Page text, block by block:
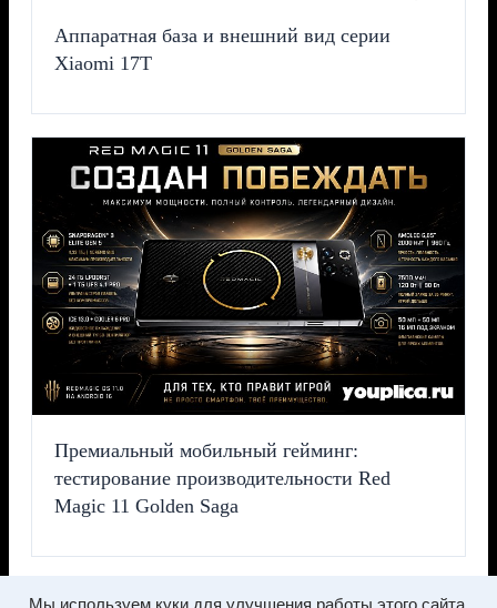
Аппаратная база и внешний вид серии
Xiaomi 17T
Премиальный мобильный гейминг:
тестирование производительности Red
Magic 11 Golden Saga